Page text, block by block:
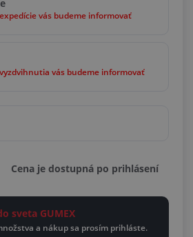
vás budeme informovať
vás budeme informovať
Cena je dostupná po prihlásení
sveta GUMEX
a nákup sa prosím prihláste.